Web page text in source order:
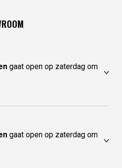
gaat open op zaterdag om
10:00 - 17:30
10:00 - 17:30
gaat open op zaterdag om